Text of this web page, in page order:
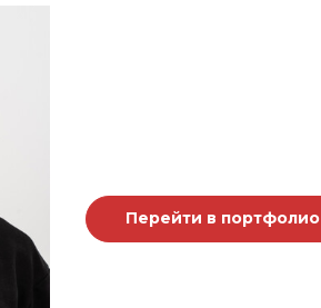
Перейти в портфолио